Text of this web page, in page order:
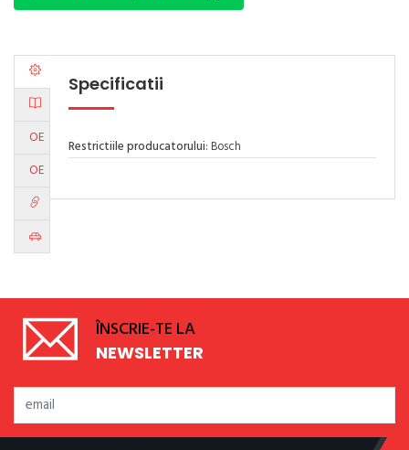
OE
OE
Specificatii
Restrictiile producatorului: Bosch
ÎNSCRIE-TE LA
NEWSLETTER